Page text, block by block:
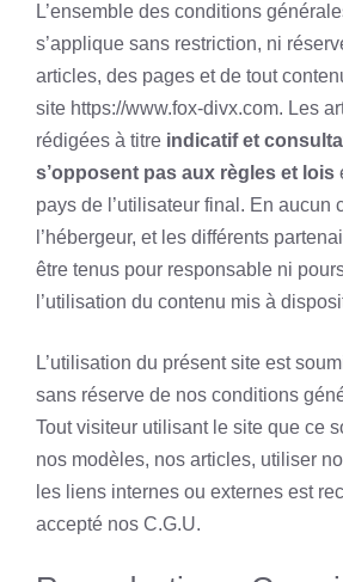
L’ensemble des conditions
s’applique sans restriction, ni
articles, des pages et de tout
site https://www.fox-divx.com. Les
rédigées à titre indicatif et
s’opposent pas aux règles et lois
pays de l’utilisateur final. En aucun
l’hébergeur, et les différents
être tenus pour responsable ni
l’utilisation du contenu mis à
L’utilisation du présent site est
sans réserve de nos conditions
Tout visiteur utilisant le site que ce
nos modèles, nos articles, utiliser
les liens internes ou externes est
accepté nos C.G.U.